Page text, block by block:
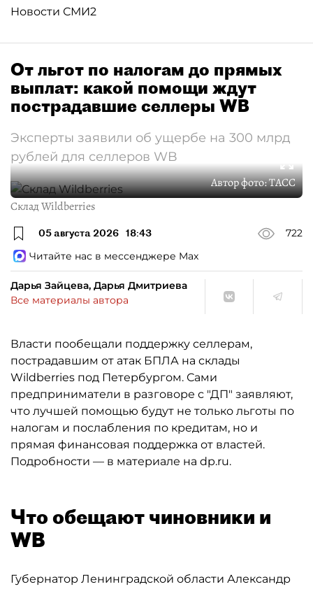
Новости СМИ2
От льгот по налогам до прямых
выплат: какой помощи ждут
пострадавшие селлеры WB
Эксперты заявили об ущербе на 300 млрд
рублей для селлеров WB
Автор фото:ТАСС
Склад Wildberries
05 августа 2026 18:43
722
Читайте нас в мессенджере Max
Дарья Зайцева, Дарья Дмитриева
Все материалы автора
Власти пообещали поддержку селлерам,
пострадавшим от атак БПЛА на склады
Wildberries под Петербургом. Сами
предприниматели в разговоре с "ДП" заявляют,
что лучшей помощью будут не только льготы по
налогам и послабления по кредитам, но и
прямая финансовая поддержка от властей.
Подробности — в материале на dp.ru.
Что обещают чиновники и
WB
Губернатор Ленинградской области Александр